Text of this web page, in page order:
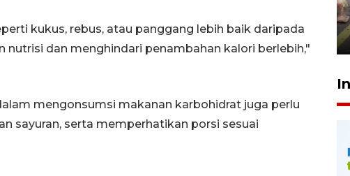
kukus, rebus, atau panggang lebih baik daripada
dan menghindari penambahan kalori berlebih,"
mengonsumsi makanan karbohidrat juga perlu
sayuran, serta memperhatikan porsi sesuai
29 Juli 2026 00:31